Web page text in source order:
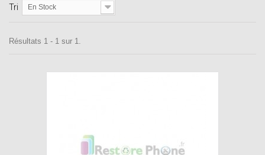
Tri En Stock
Résultats 1 - 1 sur 1.